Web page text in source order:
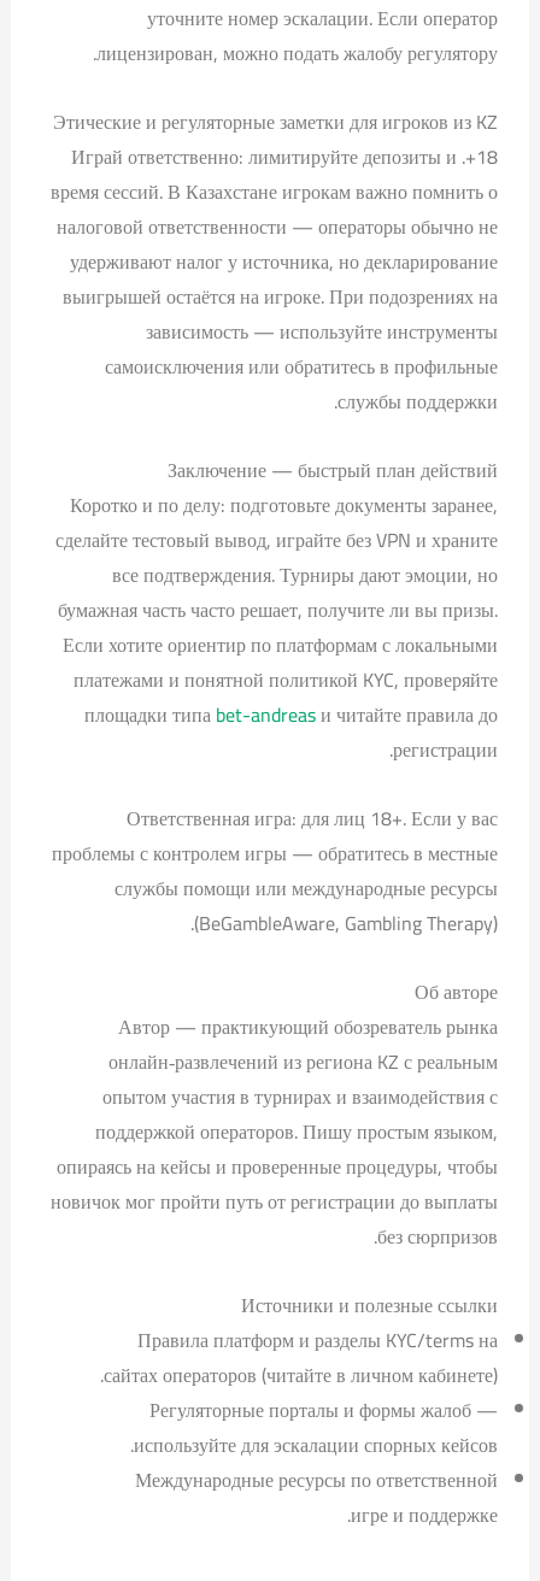
уточните номер эскалации. Если оператор
лицензирован, можно подать жалобу регулятору.
Этические и регуляторные заметки для игроков из KZ
18+. Играй ответственно: лимитируйте депозиты и
время сессий. В Казахстане игрокам важно помнить о
налоговой ответственности — операторы обычно не
удерживают налог у источника, но декларирование
выигрышей остаётся на игроке. При подозрениях на
зависимость — используйте инструменты
самоисключения или обратитесь в профильные
службы поддержки.
Заключение — быстрый план действий
Коротко и по делу: подготовьте документы заранее,
сделайте тестовый вывод, играйте без VPN и храните
все подтверждения. Турниры дают эмоции, но
бумажная часть часто решает, получите ли вы призы.
Если хотите ориентир по платформам с локальными
платежами и понятной политикой KYC, проверяйте
площадки типаbet-andreasи читайте правила до
регистрации.
Ответственная игра: для лиц 18+. Если у вас
проблемы с контролем игры — обратитесь в местные
службы помощи или международные ресурсы
(BeGambleAware, Gambling Therapy).
Об авторе
Автор — практикующий обозреватель рынка
онлайн‑развлечений из региона KZ с реальным
опытом участия в турнирах и взаимодействия с
поддержкой операторов. Пишу простым языком,
опираясь на кейсы и проверенные процедуры, чтобы
новичок мог пройти путь от регистрации до выплаты
без сюрпризов.
Источники и полезные ссылки
Правила платформ и разделы KYC/terms на
сайтах операторов (читайте в личном кабинете).
Регуляторные порталы и формы жалоб —
используйте для эскалации спорных кейсов.
Международные ресурсы по ответственной
игре и поддержке.